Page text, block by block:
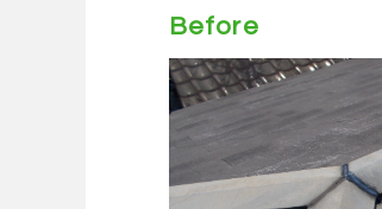
Before